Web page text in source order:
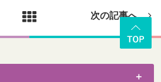
次の記事へ